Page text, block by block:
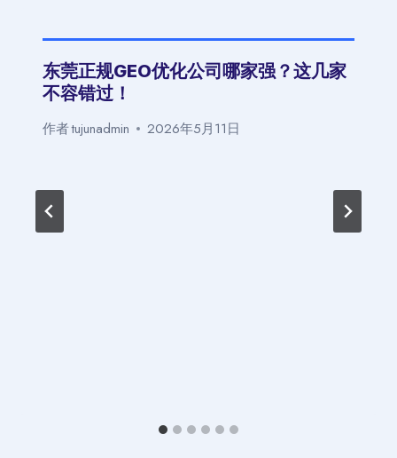
东莞正规GEO优化公司哪家强？这几家
不容错过！
作者tujunadmin 2026年5月11日